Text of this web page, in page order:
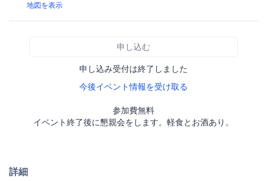
地図を表示
申し込む
申し込み受付は終了しました
今後イベント情報を受け取る
参加費無料
イベント終了後に懇親会をします。軽食とお酒あり。
詳細